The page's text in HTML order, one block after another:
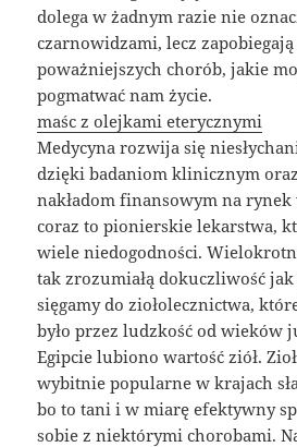
dolega w żadnym razie nie
czarnowidzami, lecz
poważniejszych chorób, jakie
pogmatwać nam życie.
maśc z olejkami eterycznymi
Medycyna rozwija się
dzięki badaniom klinicznym
nakładom finansowym na rynek
coraz to pionierskie lekarstwa,
wiele niedogodności.
tak zrozumiałą dokuczliwość
sięgamy do ziołolecznictwa,
było przez ludzkość od wieków
Egipcie lubiono wartość ziół.
wybitnie popularne w krajach
bo to tani i w miarę efektywny
sobie z niektórymi chorobami.